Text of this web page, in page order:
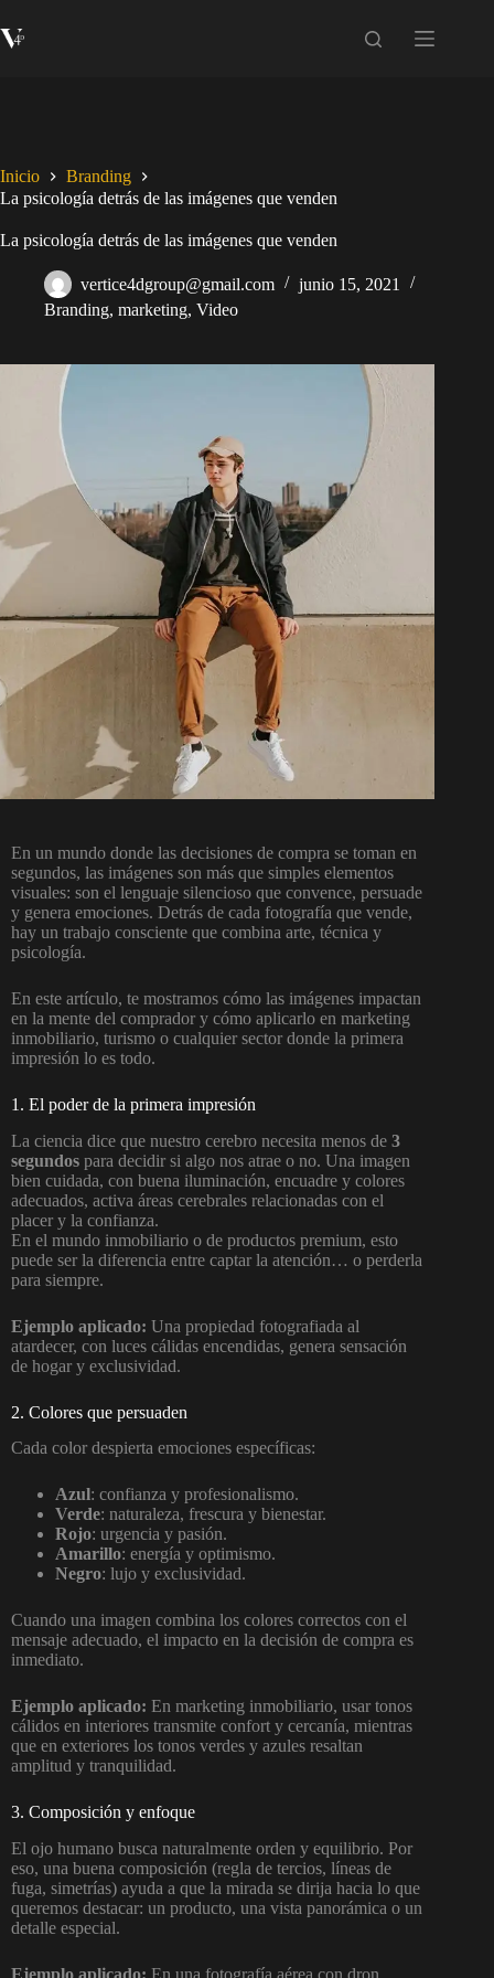
Inicio
Branding
La psicología detrás de las imágenes que venden
La psicología detrás de las imágenes que venden
vertice4dgroup@gmail.com
junio 15, 2021
Branding, marketing, Video
En un mundo donde las decisiones de compra se toman en
segundos, las imágenes son más que simples elementos
visuales: son el lenguaje silencioso que convence, persuade
y genera emociones. Detrás de cada fotografía que vende,
hay un trabajo consciente que combina arte, técnica y
psicología.
En este artículo, te mostramos cómo las imágenes impactan
en la mente del comprador y cómo aplicarlo en marketing
inmobiliario, turismo o cualquier sector donde la primera
impresión lo es todo.
1. El poder de la primera impresión
La ciencia dice que nuestro cerebro necesita menos de 3
segundos para decidir si algo nos atrae o no. Una imagen
bien cuidada, con buena iluminación, encuadre y colores
adecuados, activa áreas cerebrales relacionadas con el
placer y la confianza.
En el mundo inmobiliario o de productos premium, esto
puede ser la diferencia entre captar la atención… o perderla
para siempre.
Ejemplo aplicado: Una propiedad fotografiada al
atardecer, con luces cálidas encendidas, genera sensación
de hogar y exclusividad.
2. Colores que persuaden
Cada color despierta emociones específicas:
Azul: confianza y profesionalismo.
Verde: naturaleza, frescura y bienestar.
Rojo: urgencia y pasión.
Amarillo: energía y optimismo.
Negro: lujo y exclusividad.
Cuando una imagen combina los colores correctos con el
mensaje adecuado, el impacto en la decisión de compra es
inmediato.
Ejemplo aplicado: En marketing inmobiliario, usar tonos
cálidos en interiores transmite confort y cercanía, mientras
que en exteriores los tonos verdes y azules resaltan
amplitud y tranquilidad.
3. Composición y enfoque
El ojo humano busca naturalmente orden y equilibrio. Por
eso, una buena composición (regla de tercios, líneas de
fuga, simetrías) ayuda a que la mirada se dirija hacia lo que
queremos destacar: un producto, una vista panorámica o un
detalle especial.